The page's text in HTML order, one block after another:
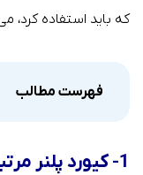
که باید استفاده کرد،
فهرست مطالب
1- کیورد پلنر